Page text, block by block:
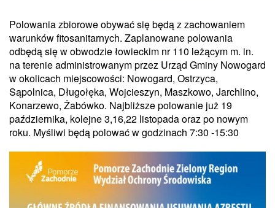
Polowania zbiorowe obywać się będą z zachowaniem
warunków fitosanitarnych. Zaplanowane polowania
odbędą się w obwodzie łowieckim nr 110 leżącym m. in.
na terenie administrowanym przez Urząd Gminy Nowogard
w okolicach miejscowości: Nowogard, Ostrzyca,
Sąpolnica, Długołęka, Wojcieszyn, Maszkowo, Jarchlino,
Konarzewo, Żabówko. Najbliższe polowanie już 19
października, kolejne 3,16,22 listopada oraz po nowym
roku. Myśliwi będą polować w godzinach 7:30 -15:30